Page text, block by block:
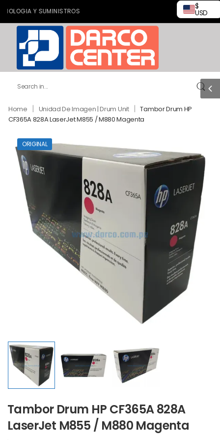
Y SUMINISTROS
$
USD
Home | Unidad De Imagen | Drum Unit | Tambor Drum HP
CF365A 828A LaserJet M855 / M880 Magenta
ORIGINAL
Tambor Drum HP CF365A 828A
LaserJet M855 / M880 Magenta